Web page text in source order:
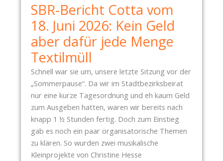
SBR-Bericht Cotta vom
18. Juni 2026: Kein Geld
aber dafür jede Menge
Textilmüll
Schnell war sie um, unsere letzte Sitzung vor der
„Sommerpause“. Da wir im Stadtbezirksbeirat
nur eine kurze Tagesordnung und eh kaum Geld
zum Ausgeben hatten, waren wir bereits nach
knapp 1 ½ Stunden fertig. Doch zum Einstieg
gab es noch ein paar organisatorische Themen
zu klären. So wurden zwei musikalische
Kleinprojekte von Christine Hesse